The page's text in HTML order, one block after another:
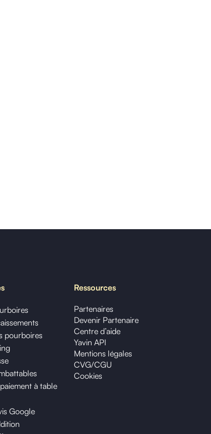
pourboires
à table
Google
Ressources
Partenaires
Devenir Partenaire
Centre d’aide
Yavin API
Mentions légales
CVG/CGU
Cookies